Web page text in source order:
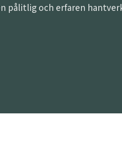
pålitlig och erfaren